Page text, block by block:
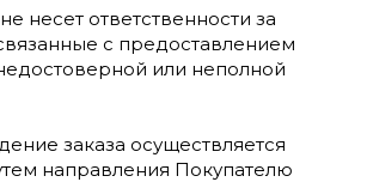
несет ответственности за
с предоставлением
или неполной
заказа осуществляется
направления Покупателю